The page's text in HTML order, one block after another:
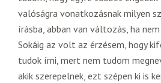
valóságra vonatkozásnak milyen
írásba, abban van változás, ha
Sokáig az volt az érzésem, hogy
tudok írni, mert nem tudom
akik szerepelnek, ezt szépen ki is